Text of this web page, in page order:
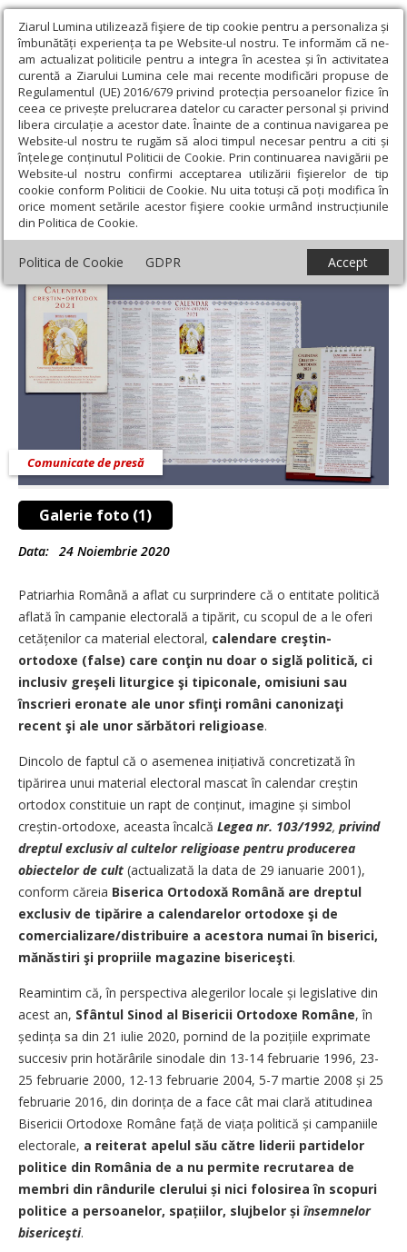
Ziarul Lumina utilizează fişiere de tip cookie pentru a personaliza și
îmbunătăți experiența ta pe Website-ul nostru. Te informăm că ne-
am actualizat politicile pentru a integra în acestea și în activitatea
curentă a Ziarului Lumina cele mai recente modificări propuse de
Regulamentul (UE) 2016/679 privind protecția persoanelor fizice în
ceea ce privește prelucrarea datelor cu caracter personal și privind
libera circulație a acestor date. Înainte de a continua navigarea pe
Website-ul nostru te rugăm să aloci timpul necesar pentru a citi și
înțelege conținutul Politicii de Cookie. Prin continuarea navigării pe
Website-ul nostru confirmi acceptarea utilizării fişierelor de tip
cookie conform Politicii de Cookie. Nu uita totuși că poți modifica în
orice moment setările acestor fişiere cookie urmând instrucțiunile
din Politica de Cookie.
Politica de Cookie GDPR Accept
Ziarul Lumina › Actualitate religioasă › Comunicate de presă ›
Calendarele bisericeşti autentice nu sunt convertibile în material
electoral
Calendarele bisericeşti autentice nu sunt
convertibile în material electoral
Galerie foto (1)
Comunicate de presă
Data: 24 Noiembrie 2020
Patriarhia Română a aflat cu surprindere că o entitate politică
aflată în campanie electorală a tipărit, cu scopul de a le oferi
cetățenilor ca material electoral, calendare creştin-
ortodoxe (false) care conţin nu doar o siglă politică, ci
inclusiv greşeli liturgice şi tipiconale, omisiuni sau
înscrieri eronate ale unor sfinţi români canonizaţi
recent şi ale unor sărbători religioase.
Dincolo de faptul că o asemenea inițiativă concretizată în
tipărirea unui material electoral mascat în calendar creștin
ortodox constituie un rapt de conținut, imagine și simbol
creștin-ortodoxe, aceasta încalcă Legea nr. 103/1992, privind
dreptul exclusiv al cultelor religioase pentru producerea
obiectelor de cult (actualizată la data de 29 ianuarie 2001),
conform căreia Biserica Ortodoxă Română are dreptul
exclusiv de tipărire a calendarelor ortodoxe şi de
comercializare/distribuire a acestora numai în biserici,
mănăstiri şi propriile magazine bisericeşti.
Reamintim că, în perspectiva alegerilor locale și legislative din
acest an, Sfântul Sinod al Bisericii Ortodoxe Române, în
ședința sa din 21 iulie 2020, pornind de la pozițiile exprimate
succesiv prin hotărârile sinodale din 13-14 februarie 1996, 23-
25 februarie 2000, 12-13 februarie 2004, 5-7 martie 2008 și 25
februarie 2016, din dorința de a face cât mai clară atitudinea
Bisericii Ortodoxe Române față de viața politică și campaniile
electorale, a reiterat apelul său către liderii partidelor
politice din România de a nu permite recrutarea de
membri din rândurile clerului și nici folosirea în scopuri
politice a persoanelor, spațiilor, slujbelor și însemnelor
bisericeşti.